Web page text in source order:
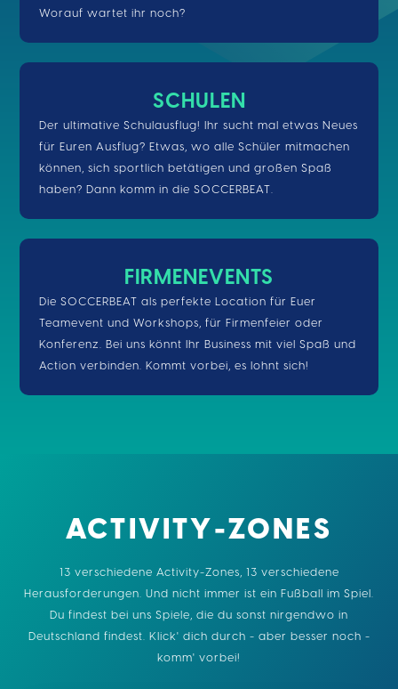
Worauf wartet ihr noch?
SCHULEN
Der ultimative Schulausflug! Ihr sucht mal etwas Neues
für Euren Ausflug? Etwas, wo alle Schüler mitmachen
können, sich sportlich betätigen und großen Spaß
haben? Dann komm in die SOCCERBEAT.
FIRMENEVENTS
Die SOCCERBEAT als perfekte Location für Euer
Teamevent und Workshops, für Firmenfeier oder
Konferenz. Bei uns könnt Ihr Business mit viel Spaß und
Action verbinden. Kommt vorbei, es lohnt sich!
ACTIVITY-ZONES
13 verschiedene Activity-Zones, 13 verschiedene
Herausforderungen. Und nicht immer ist ein Fußball im Spiel.
Du findest bei uns Spiele, die du sonst nirgendwo in
Deutschland findest. Klick' dich durch - aber besser noch -
komm' vorbei!